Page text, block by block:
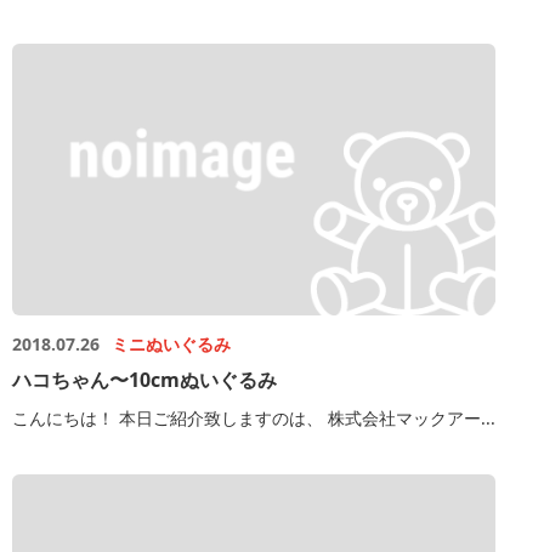
2018.07.26 ミニぬいぐるみ
ハコちゃん〜10cmぬいぐるみ
こんにちは！ 本日ご紹介致しますのは、 株式会社マックアー...